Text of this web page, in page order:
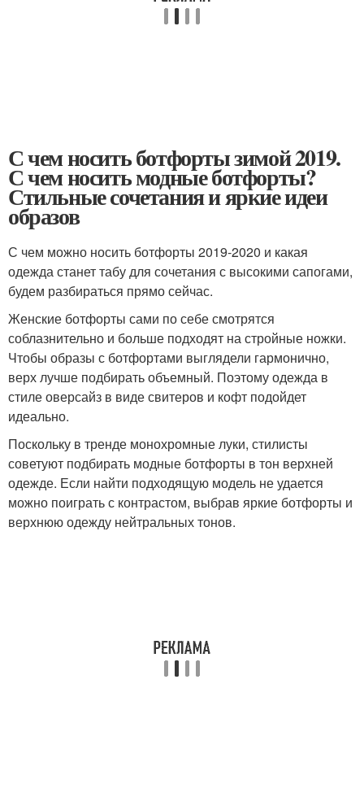
С чем носить ботфорты зимой 2019.
С чем носить модные ботфорты?
Стильные сочетания и яркие идеи
образов
С чем можно носить ботфорты 2019-2020 и какая
одежда станет табу для сочетания с высокими сапогами,
будем разбираться прямо сейчас.
Женские ботфорты сами по себе смотрятся
соблазнительно и больше подходят на стройные ножки.
Чтобы образы с ботфортами выглядели гармонично,
верх лучше подбирать объемный. Поэтому одежда в
стиле оверсайз в виде свитеров и кофт подойдет
идеально.
Поскольку в тренде монохромные луки, стилисты
советуют подбирать модные ботфорты в тон верхней
одежде. Если найти подходящую модель не удается
можно поиграть с контрастом, выбрав яркие ботфорты и
верхнюю одежду нейтральных тонов.